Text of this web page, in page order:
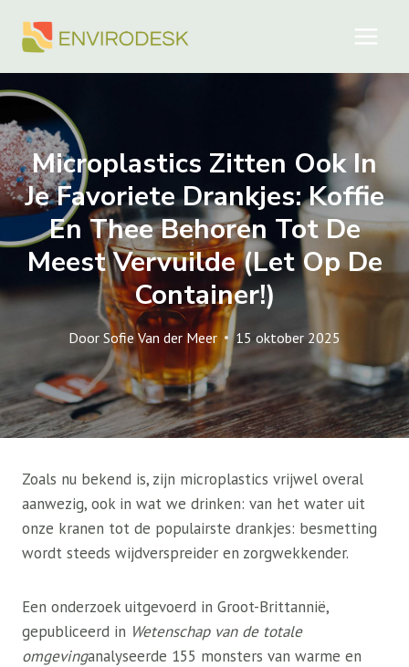
naar
Microplastics Zitten Ook In
Je Favoriete Drankjes: Koffie
En Thee Behoren Tot De
Meest Vervuilde (let Op De
Container!)
Door Sofie Van der Meer 15 oktober 2025
Zoals nu bekend is, zijn microplastics vrijwel overal
aanwezig, ook in wat we drinken: van het water uit
onze kranen tot de populairste drankjes: besmetting
wordt steeds wijdverspreider en zorgwekkender.
Een onderzoek uitgevoerd in Groot-Brittannië,
gepubliceerd in Wetenschap van de totale
omgevinganalyseerde 155 monsters van warme en